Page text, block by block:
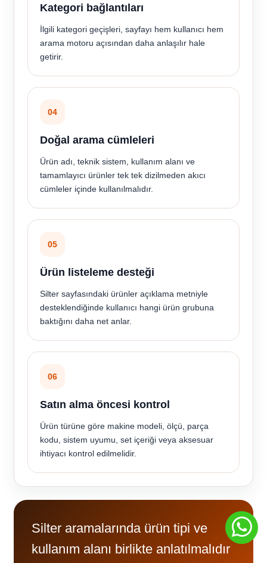
Kategori bağlantıları
İlgili kategori geçişleri, sayfayı hem kullanıcı hem
arama motoru açısından daha anlaşılır hale
getirir.
04
Doğal arama cümleleri
Ürün adı, teknik sistem, kullanım alanı ve
tamamlayıcı ürünler tek tek dizilmeden akıcı
cümleler içinde kullanılmalıdır.
05
Ürün listeleme desteği
Silter sayfasındaki ürünler açıklama metniyle
desteklendiğinde kullanıcı hangi ürün grubuna
baktığını daha net anlar.
06
Satın alma öncesi kontrol
Ürün türüne göre makine modeli, ölçü, parça
kodu, sistem uyumu, set içeriği veya aksesuar
ihtiyacı kontrol edilmelidir.
Silter aramalarında ürün tipi ve
kullanım alanı birlikte anlatılmalıdır